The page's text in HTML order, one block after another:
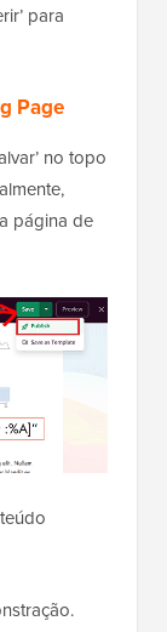
para
Page
no topo
página de